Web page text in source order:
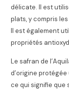
délicate. Il est
plats, y compris
Il est également
propriétés
Le safran de
d’origine
ce qui signifie que